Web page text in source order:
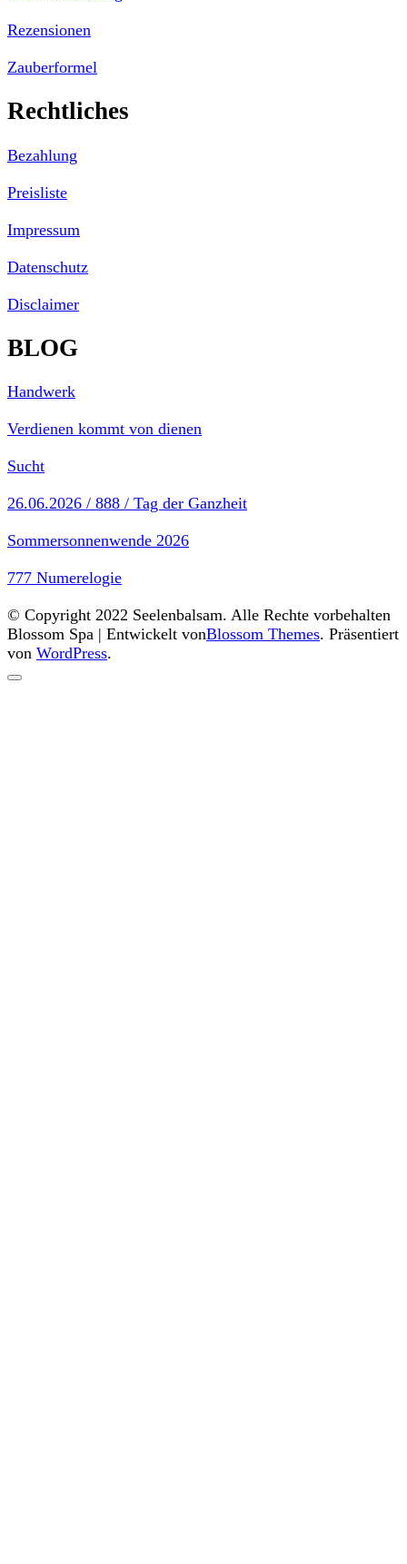
Rezensionen
Zauberformel
Rechtliches
Bezahlung
Preisliste
Impressum
Datenschutz
Disclaimer
BLOG
Handwerk
Verdienen kommt von dienen
Sucht
26.06.2026 / 888 / Tag der Ganzheit
Sommersonnenwende 2026
777 Numerelogie
© Copyright 2022 Seelenbalsam. Alle Rechte vorbehalten
Blossom Spa | Entwickelt vonBlossom Themes. Präsentiert
von WordPress.